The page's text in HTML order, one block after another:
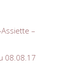
–
08.08.17